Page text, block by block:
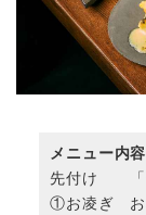
メニュー内容
先付け 「
①お凌ぎ お